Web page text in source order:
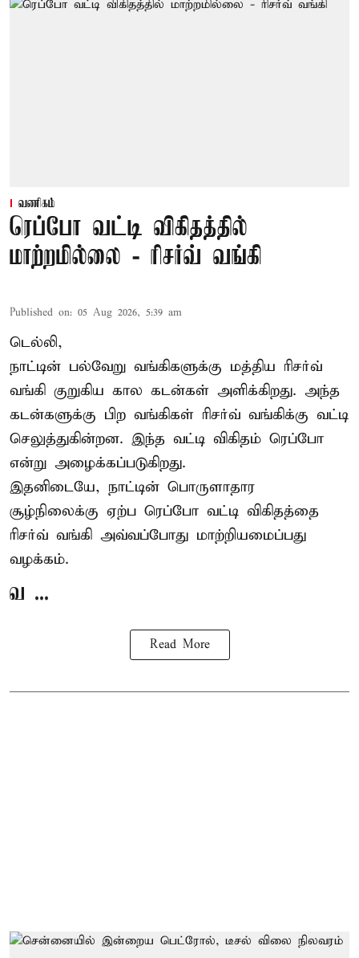
வணிகம்
ரெப்போ வட்டி விகிதத்தில்
மாற்றமில்லை - ரிசர்வ் வங்கி
Published on: 05 Aug 2026, 5:39 am
டெல்லி,
நாட்டின் பல்வேறு வங்கிகளுக்கு மத்திய ரிசர்வ்
வங்கி குறுகிய கால கடன்கள் அளிக்கிறது. அந்த
கடன்களுக்கு பிற வங்கிகள் ரிசர்வ் வங்கிக்கு வட்டி
செலுத்துகின்றன. இந்த வட்டி விகிதம் ரெப்போ
என்று அழைக்கப்படுகிறது.
இதனிடையே, நாட்டின் பொருளாதார
சூழ்நிலைக்கு ஏற்ப ரெப்போ வட்டி விகிதத்தை
ரிசர்வ் வங்கி அவ்வப்போது மாற்றியமைப்பது
வழக்கம்.
வ ...
Read More